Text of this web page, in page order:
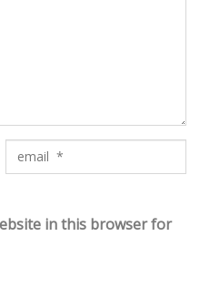
in this browser for